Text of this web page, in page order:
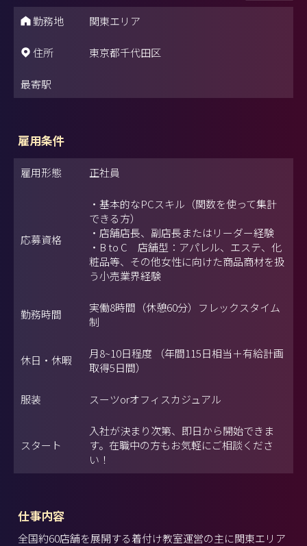
勤務地 関東エリア
住所 東京都千代田区
最寄駅
雇用条件
雇用形態 正社員
応募資格
・基本的なPCスキル（関数を使って集計
できる方）
・店舗店長、副店長またはリーダー経験
・B to C 店舗型：アパレル、エステ、化
粧品等、その他女性に向けた商品商材を扱
う小売業界経験
勤務時間
実働8時間（休憩60分）フレックスタイム
制
休日・休暇
月8~10日程度 （年間115日相当＋有給計画
取得5日間）
服装 スーツorオフィスカジュアル
スタート
入社が決まり次第、即日から開始できま
す。在職中の方もお気軽にご相談くださ
い！
仕事内容
全国約60店舗を展開する着付け教室運営の主に関東エリア